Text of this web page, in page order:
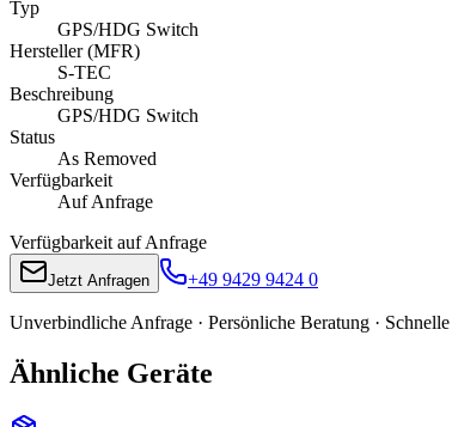
Typ
GPS/HDG Switch
Hersteller (MFR)
S-TEC
Beschreibung
GPS/HDG Switch
Status
As Removed
Verfügbarkeit
Auf Anfrage
Verfügbarkeit auf Anfrage
Jetzt Anfragen +49 9429 9424 0
Unverbindliche Anfrage · Persönliche Beratung ·
Ähnliche Geräte